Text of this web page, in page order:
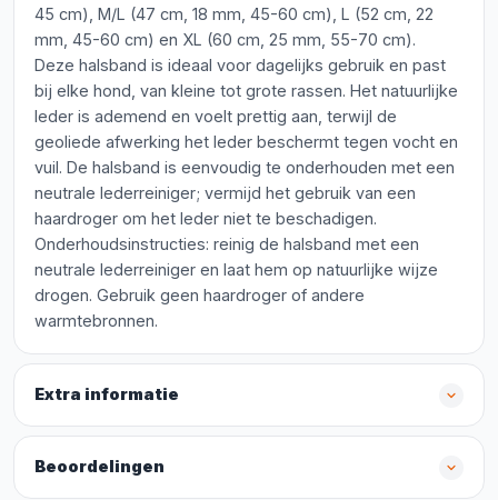
45 cm), M/L (47 cm, 18 mm, 45-60 cm), L (52 cm, 22
mm, 45-60 cm) en XL (60 cm, 25 mm, 55-70 cm).
Deze halsband is ideaal voor dagelijks gebruik en past
bij elke hond, van kleine tot grote rassen. Het natuurlijke
leder is ademend en voelt prettig aan, terwijl de
geoliede afwerking het leder beschermt tegen vocht en
vuil. De halsband is eenvoudig te onderhouden met een
neutrale lederreiniger; vermijd het gebruik van een
haardroger om het leder niet te beschadigen.
Onderhoudsinstructies: reinig de halsband met een
neutrale lederreiniger en laat hem op natuurlijke wijze
drogen. Gebruik geen haardroger of andere
warmtebronnen.
Extra informatie
Beoordelingen